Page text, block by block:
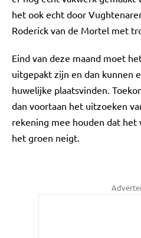
het ook echt door
Roderick van de Mortel met
Eind van deze maand moet
uitgepakt zijn en dan kunnen
huwelijke plaatsvinden.
dan voortaan het uitzoeken
rekening mee houden dat
het groen neigt.